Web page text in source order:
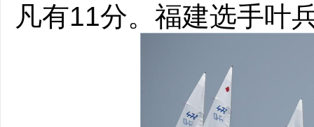
凡有11分。福建选手叶